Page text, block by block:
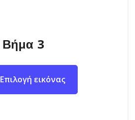
Βήμα 3
Επιλογή εικόνας